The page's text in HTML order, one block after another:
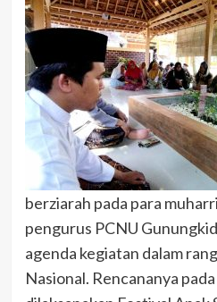
berziarah pada para
pengurus PCNU
agenda kegiatan dalam
Nasional. Rencananya